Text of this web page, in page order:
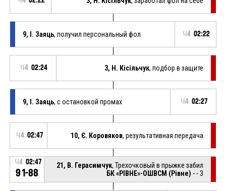
9, І. Заяць, получил персональный фол Ч4 02:22
Ч4 02:24 3, Н. Кісільчук, подбор в защите
9, І. Заяць, с остановкой промах Ч4 02:27
Ч4 02:47 10, Є. Коровяков, результативная передача
Ч4 02:47
91-88
21, В. Герасимчук, Трехочковый в прыжке забил
БК «РІВНЕ»-ОШВСМ (Рівне) - - 3